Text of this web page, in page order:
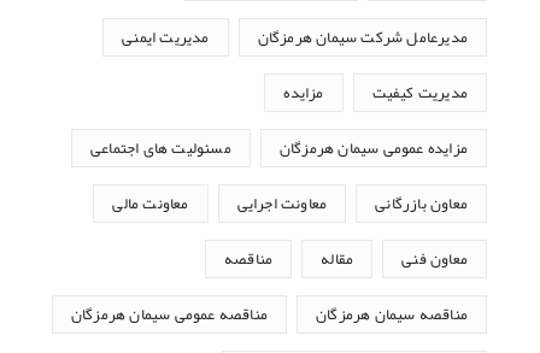
مدیرعامل شرکت سیمان هرمزگان مدیریت ایمنی
مدیریت کیفیت مزایده
مزایده عمومی سیمان هرمزگان مسئولیت های اجتماعی
معاون بازرگانی معاونت اجرایی معاونت مالی
معاون فنی مقاله مناقصه
مناقصه سیمان هرمزگان مناقصه عمومی سیمان هرمزگان